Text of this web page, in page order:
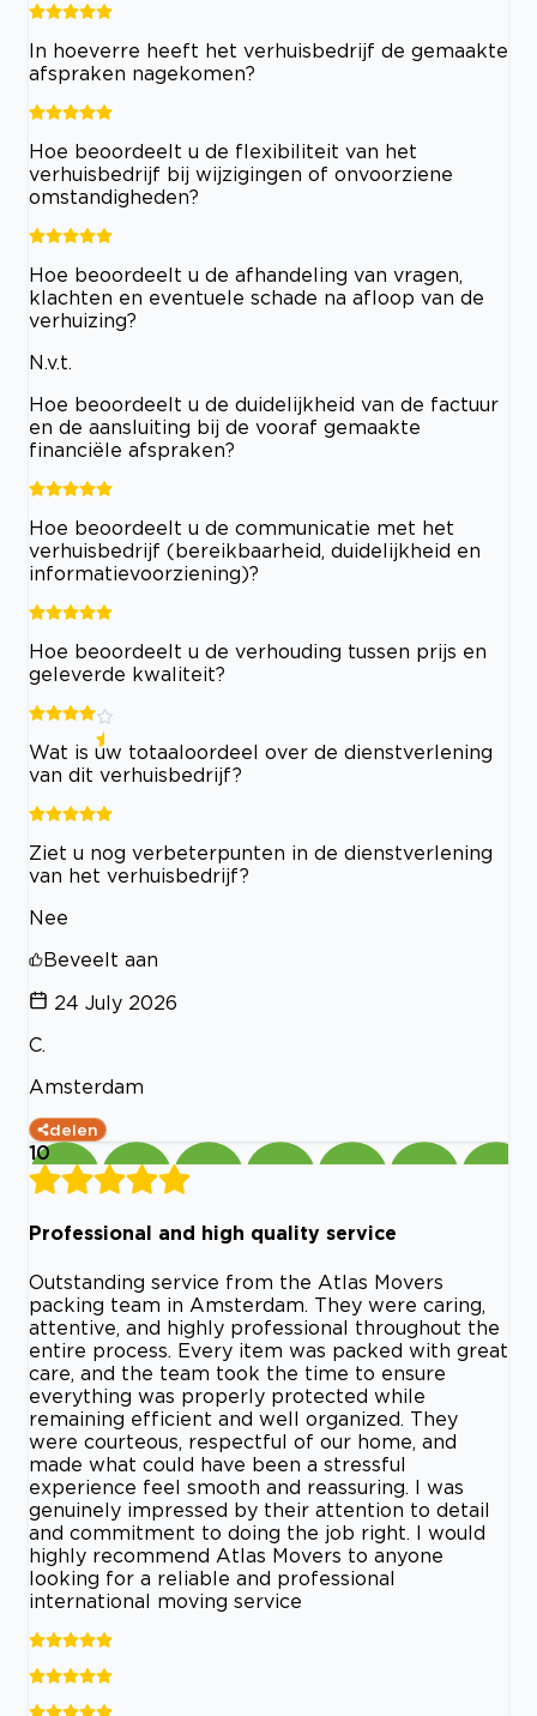
In hoeverre heeft het verhuisbedrijf de gemaakte
afspraken nagekomen?
Hoe beoordeelt u de flexibiliteit van het
verhuisbedrijf bij wijzigingen of onvoorziene
omstandigheden?
Hoe beoordeelt u de afhandeling van vragen,
klachten en eventuele schade na afloop van de
verhuizing?
N.v.t.
Hoe beoordeelt u de duidelijkheid van de factuur
en de aansluiting bij de vooraf gemaakte
financiële afspraken?
Hoe beoordeelt u de communicatie met het
verhuisbedrijf (bereikbaarheid, duidelijkheid en
informatievoorziening)?
Hoe beoordeelt u de verhouding tussen prijs en
geleverde kwaliteit?
Wat is uw totaaloordeel over de dienstverlening
van dit verhuisbedrijf?
Ziet u nog verbeterpunten in de dienstverlening
van het verhuisbedrijf?
Nee
Beveelt aan
24 July 2026
C.
Amsterdam
delen
10
Professional and high quality service
Outstanding service from the Atlas Movers
packing team in Amsterdam. They were caring,
attentive, and highly professional throughout the
entire process. Every item was packed with great
care, and the team took the time to ensure
everything was properly protected while
remaining efficient and well organized. They
were courteous, respectful of our home, and
made what could have been a stressful
experience feel smooth and reassuring. I was
genuinely impressed by their attention to detail
and commitment to doing the job right. I would
highly recommend Atlas Movers to anyone
looking for a reliable and professional
international moving service